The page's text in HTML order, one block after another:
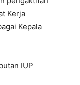
Kerja
Kepala
IUP